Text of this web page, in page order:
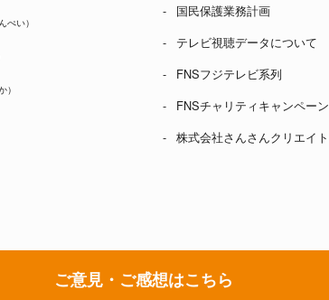
ぺい）
）
国民保護業務計画
テレビ視聴データについて
FNSフジテレビ系列
FNSチャリティキャンペーン
株式会社さんさんクリエイト
ご意見・ご感想はこちら